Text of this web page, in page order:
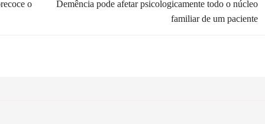
o
Demência pode afetar psicologicamente todo o núcleo
familiar de um paciente